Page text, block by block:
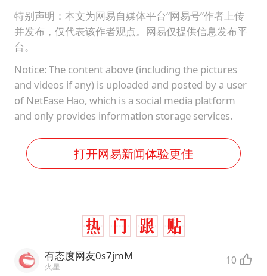
特别声明：本文为网易自媒体平台“网易号”作者上传
并发布，仅代表该作者观点。网易仅提供信息发布平
台。
Notice: The content above (including the pictures
and videos if any) is uploaded and posted by a user
of NetEase Hao, which is a social media platform
and only provides information storage services.
打开网易新闻体验更佳
有态度网友0s7jmM
火星 10